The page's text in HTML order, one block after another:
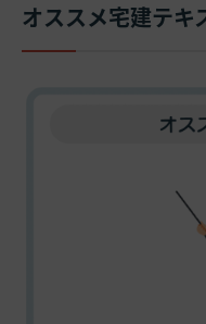
オススメ宅建テキ